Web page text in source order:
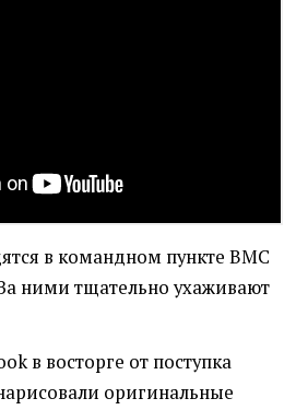
в командном пункте ВМС
ними тщательно ухаживают
в восторге от поступка
оригинальные